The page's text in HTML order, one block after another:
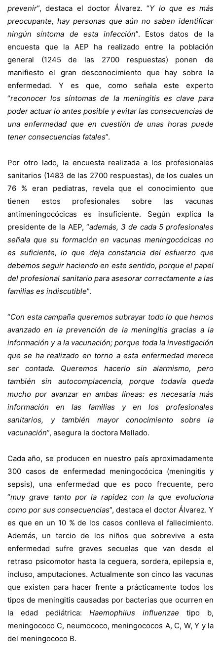
prevenir”, destaca el doctor Álvarez. “Y lo que es más
preocupante, hay personas que aún no saben identificar
ningún síntoma de esta infección”. Estos datos de la
encuesta que la AEP ha realizado entre la población
general (1245 de las 2700 respuestas) ponen de
manifiesto el gran desconocimiento que hay sobre la
enfermedad. Y es que, como señala este experto
“reconocer los síntomas de la meningitis es clave para
poder actuar lo antes posible y evitar las consecuencias de
una enfermedad que en cuestión de unas horas puede
tener consecuencias fatales”.
Por otro lado, la encuesta realizada a los profesionales
sanitarios (1483 de las 2700 respuestas), de los cuales un
76 % eran pediatras, revela que el conocimiento que
tienen estos profesionales sobre las vacunas
antimeningocócicas es insuficiente. Según explica la
presidente de la AEP, “además, 3 de cada 5 profesionales
señala que su formación en vacunas meningocócicas no
es suficiente, lo que deja constancia del esfuerzo que
debemos seguir haciendo en este sentido, porque el papel
del profesional sanitario para asesorar correctamente a las
familias es indiscutible”.
“Con esta campaña queremos subrayar todo lo que hemos
avanzado en la prevención de la meningitis gracias a la
información y a la vacunación; porque toda la investigación
que se ha realizado en torno a esta enfermedad merece
ser contada. Queremos hacerlo sin alarmismo, pero
también sin autocomplacencia, porque todavía queda
mucho por avanzar en ambas líneas: es necesaria más
información en las familias y en los profesionales
sanitarios, y también mayor conocimiento sobre la
vacunación”, asegura la doctora Mellado.
Cada año, se producen en nuestro país aproximadamente
300 casos de enfermedad meningocócica (meningitis y
sepsis), una enfermedad que es poco frecuente, pero
“muy grave tanto por la rapidez con la que evoluciona
como por sus consecuencias”, destaca el doctor Álvarez. Y
es que en un 10 % de los casos conlleva el fallecimiento.
Además, un tercio de los niños que sobrevive a esta
enfermedad sufre graves secuelas que van desde el
retraso psicomotor hasta la ceguera, sordera, epilepsia e,
incluso, amputaciones. Actualmente son cinco las vacunas
que existen para hacer frente a prácticamente todos los
tipos de meningitis causadas por bacterias que ocurren en
la edad pediátrica: Haemophilus influenzae tipo b,
meningococo C, neumococo, meningococos A, C, W, Y y la
del meningococo B.